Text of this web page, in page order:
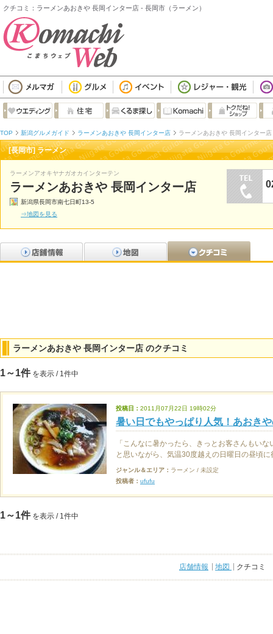
クチコミ：ラーメンあおきや 長岡インター店 - 長岡市（ラーメン）
TOP 新潟グルメガイド ラーメンあおきや 長岡インター店 ラーメンあおきや 長岡インター
[長岡市] ラーメン
ラーメンアオキヤナガオカインターテン
ラーメンあおきや 長岡インター店
新潟県長岡市南七日町13-5
⇒地図を見る
ラーメンあおきや 長岡インター店 のクチコミ
1～1件 を表示 / 1件中
投稿日： 2011月07月22日 19時02分
暑い日でもやっぱり人気！あおき
「こんなに暑かったら、きっとお客さんもい
と思いながら、気温30度越えの日曜日の昼頃
ジャンル＆エリア： ラーメン / 未設定
投稿者： ufufu
1～1件 を表示 / 1件中
店舗情報 地図 クチコミ